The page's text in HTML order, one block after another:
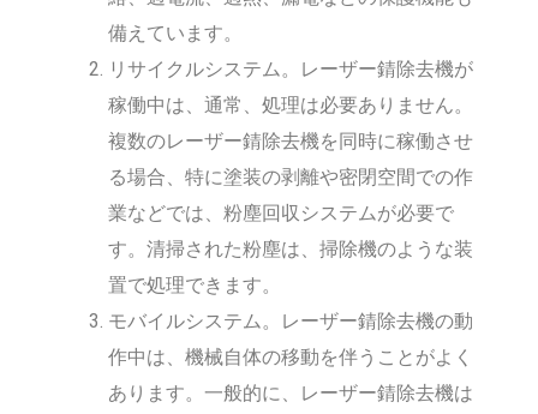
備えています。
リサイクルシステム。レーザー錆除去機が
稼働中は、通常、処理は必要ありません。
複数のレーザー錆除去機を同時に稼働させ
る場合、特に塗装の剥離や密閉空間での作
業などでは、粉塵回収システムが必要で
す。清掃された粉塵は、掃除機のような装
置で処理できます。
モバイルシステム。レーザー錆除去機の動
作中は、機械自体の移動を伴うことがよく
あります。一般的に、レーザー錆除去機は